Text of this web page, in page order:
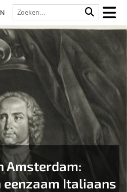
Amsterdam:
Italiaans